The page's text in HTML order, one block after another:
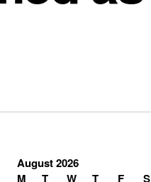
August 2026
M
T W T F S